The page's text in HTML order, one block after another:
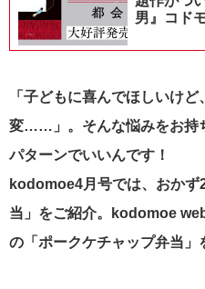
男』コド
「子どもに喜んでほしいけ
変……」。そんな悩みをお持
パターンでいいんです！
kodomoe4月号では、おかず
当」をご紹介。kodomoe
の「ポークケチャップ弁当」